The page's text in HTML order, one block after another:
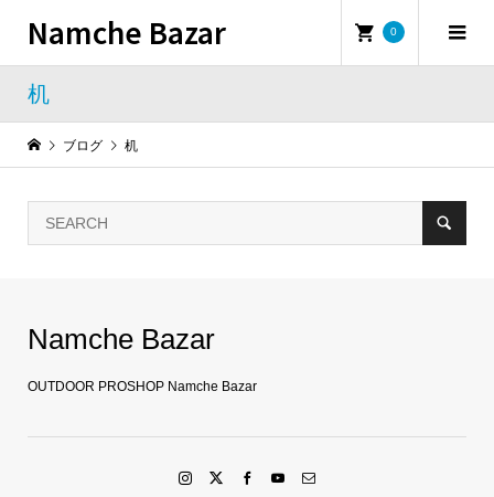
Namche Bazar 0
机
ブログ 机
Namche Bazar
OUTDOOR PROSHOP Namche Bazar